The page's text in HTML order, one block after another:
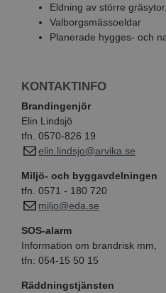
Eldning av större
Valborgsmässoeldar
Planerade hygges- och
KONTAKTINFO
Brandingenjör
Elin Lindsjö
tfn. 0570-826 19
elin.lindsjo@arvika.se
Miljö- och byggavdelningen
tfn. 0571 - 180 720
miljo@eda.se
SOS-alarm
Information om brandrisk mm,
tfn: 054-15 50 15
Räddningstjänsten